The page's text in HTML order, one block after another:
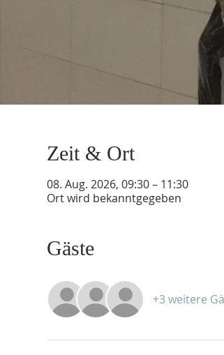
Zeit & Ort
08. Aug. 2026, 09:30 – 11:30
Ort wird bekanntgegeben
Gäste
+3 weitere